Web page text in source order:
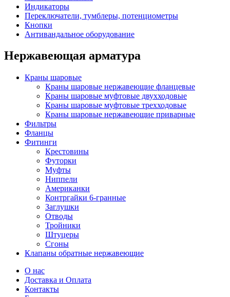
Индикаторы
Переключатели, тумблеры, потенциометры
Кнопки
Антивандальное оборудование
Нержавеющая арматура
Краны шаровые
Краны шаровые нержавеющие фланцевые
Краны шаровые муфтовые двухходовые
Краны шаровые муфтовые трехходовые
Краны шаровые нержавеющие приварные
Фильтры
Фланцы
Фитинги
Крестовины
Футорки
Муфты
Ниппели
Американки
Контргайки 6-гранные
Заглушки
Отводы
Тройники
Штуцеры
Сгоны
Клапаны обратные нержавеющие
О нас
Доставка и Оплата
Контакты